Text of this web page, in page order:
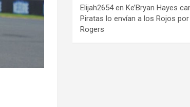
Elijah2654enKe’Bryan Hayes
Piratas lo envían a los Rojos
Rogers